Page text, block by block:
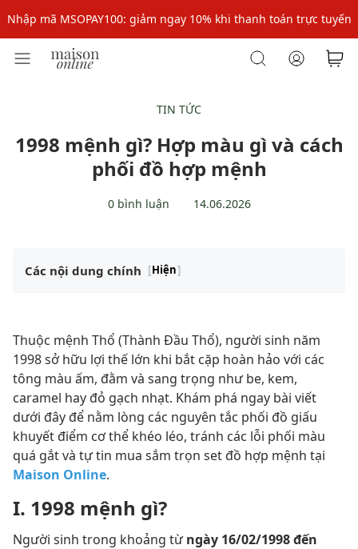
Nhập mã: MSOXINCHAO - Giảm 10% đơn đầu cho thành viên mới!
Nhập mã MSOPAY100: giảm ngay 10% khi thanh toán trực tuyến
TIN TỨC
1998 mệnh gì? Hợp màu gì và cách
phối đồ hợp mệnh
0 bình luận 14.06.2026
Các nội dung chính [Hiện]
Thuộc mệnh Thổ (Thành Đầu Thổ), người sinh năm
1998 sở hữu lợi thế lớn khi bắt cặp hoàn hảo với các
tông màu ấm, đằm và sang trọng như be, kem,
caramel hay đỏ gạch nhạt. Khám phá ngay bài viết
dưới đây để nằm lòng các nguyên tắc phối đồ giấu
khuyết điểm cơ thể khéo léo, tránh các lỗi phối màu
quá gắt và tự tin mua sắm trọn set đồ hợp mệnh tại
Maison Online.
I. 1998 mệnh gì?
Người sinh trong khoảng từngày 16/02/1998 đến